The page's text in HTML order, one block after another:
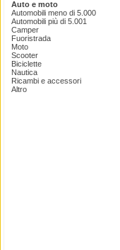
Auto e moto
Automobili meno di 5.000
Automobili più di 5.001
Camper
Fuoristrada
Moto
Scooter
Biciclette
Nautica
Ricambi e accessori
Altro